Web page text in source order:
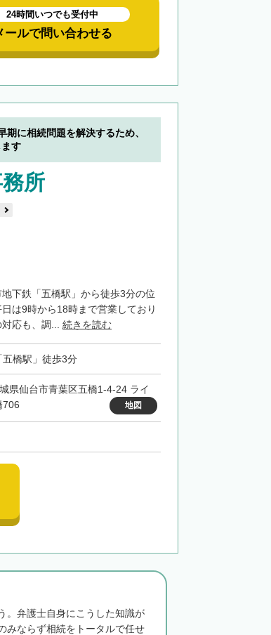
24時間いつでも受付中
ールで問い合わせる
期に相続問題を解決するため、
す
所
下鉄「五橋駅」から徒歩3分の位
は9時から18時まで営業しており
応も、調... 続きを読む
橋駅」徒歩3分
県仙台市青葉区五橋1-4-24 ライ
706
地図
。弁護士自身にこうした知識が
みならず相続をトータルで任せ